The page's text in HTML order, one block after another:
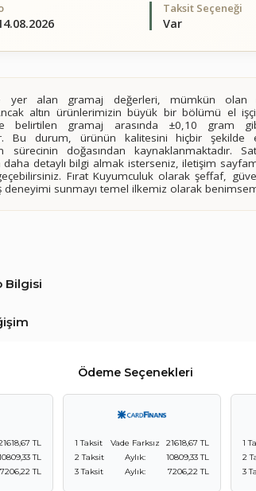
Taksit Seçeneği
Var
yer alan gramaj değerleri, mümkün olan
altın ürünlerimizin büyük bir bölümü el
belirtilen gramaj arasında ±0,10 gram
Bu durum, ürünün kalitesini hiçbir şekilde
doğasından kaynaklanmaktadır.
daha detaylı bilgi almak isterseniz, iletişim
Fırat Kuyumculuk olarak şeffaf,
deneyimi sunmayı temel ilkemiz olarak
Bilgisi
Ödeme Seçenekleri
TL
TL
7206,22 TL
1 Taksit Vade Farksız
21618,67 TL
2 Taksit
Aylık:
10809,33 TL
3 Taksit
Aylık: 7206,22 TL
1
2
3